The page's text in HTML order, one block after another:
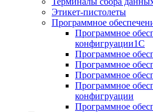
Этикет-пистолеты
Программное
Программное
конфигруации1С
Программное
Программное
Программное
Программное
конфигруации
Программное